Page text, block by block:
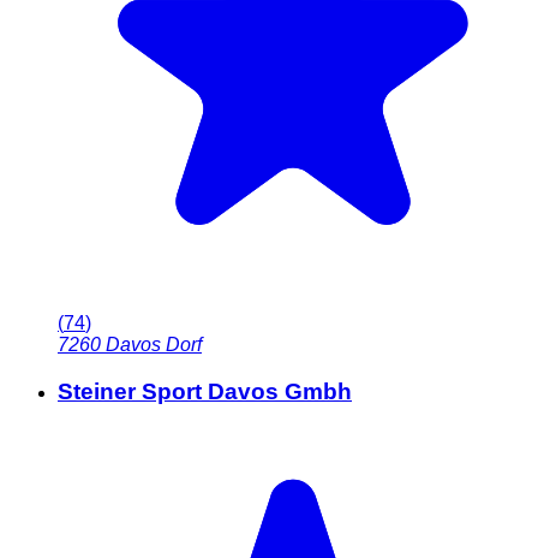
(74)
7260 Davos Dorf
Steiner Sport Davos Gmbh